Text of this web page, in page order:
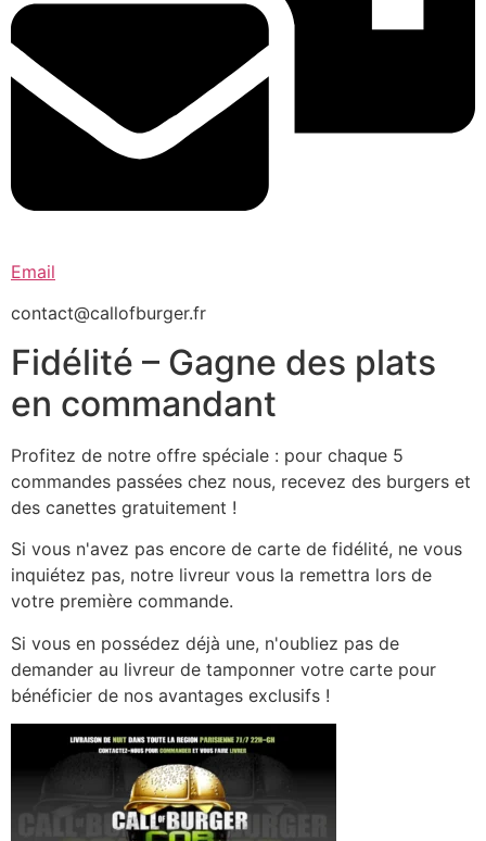
Email
contact@callofburger.fr
Fidélité – Gagne des plats
en commandant
Profitez de notre offre spéciale : pour chaque 5
commandes passées chez nous, recevez des burgers et
des canettes gratuitement !
Si vous n'avez pas encore de carte de fidélité, ne vous
inquiétez pas, notre livreur vous la remettra lors de
votre première commande.
Si vous en possédez déjà une, n'oubliez pas de
demander au livreur de tamponner votre carte pour
bénéficier de nos avantages exclusifs !